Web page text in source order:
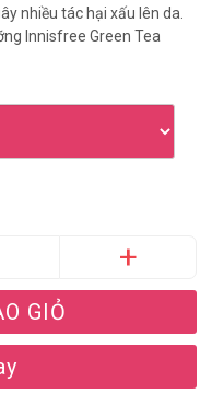
nhiều tác hại xấu lên da.
Innisfree Green Tea
GIỎ